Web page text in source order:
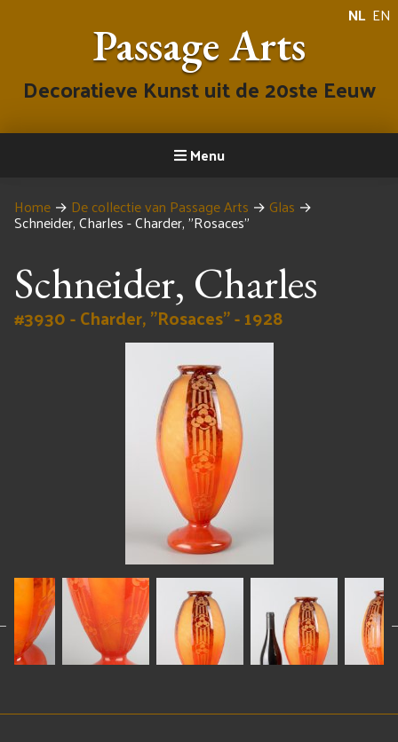
NL EN
Passage Arts
Decoratieve Kunst uit de 20ste Eeuw
Menu
Home → De collectie van Passage Arts → Glas →
Schneider, Charles - Charder, "Rosaces"
Schneider, Charles
#3930 - Charder, "Rosaces" - 1928